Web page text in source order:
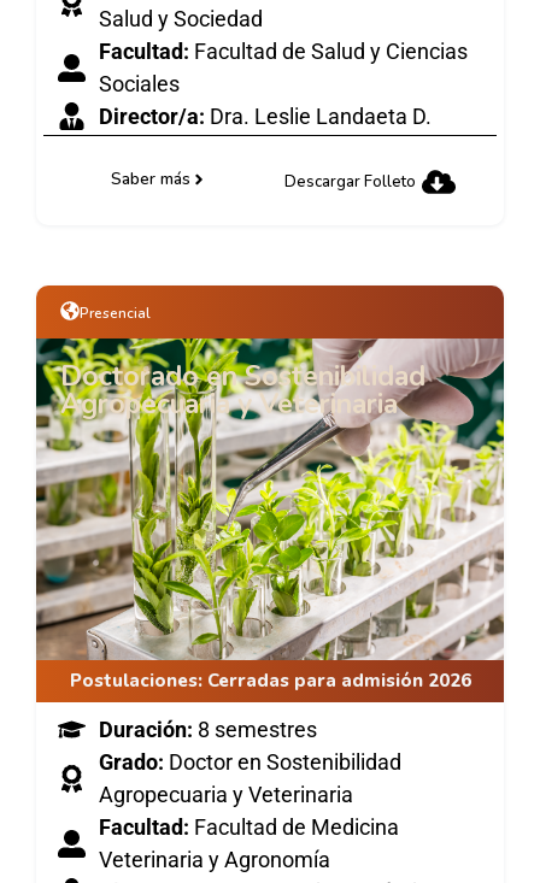
Salud y Sociedad
Facultad: Facultad de Salud y Ciencias
Sociales
Director/a: Dra. Leslie Landaeta D.
Saber más Descargar Folleto
Presencial
Doctorado en Sostenibilidad
Agropecuaria y Veterinaria
Postulaciones: Cerradas para admisión 2026
Duración: 8 semestres
Grado: Doctor en Sostenibilidad
Agropecuaria y Veterinaria
Facultad: Facultad de Medicina
Veterinaria y Agronomía